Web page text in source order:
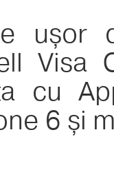
ușor
Visa
cu
6 și